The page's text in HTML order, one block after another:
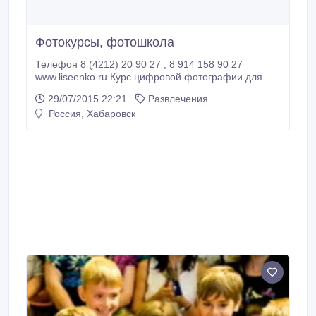
Фотокурсы, фотошкола
Телефон 8 (4212) 20 90 27 ; 8 914 158 90 27
www.liseenko.ru Курс цифровой фотографии для
необходимые знания о фотографии и начальные
навыки по технике фотосъемки. Фотошкола
29/07/2015 22:21
Развлечения
Россия, Хабаровск